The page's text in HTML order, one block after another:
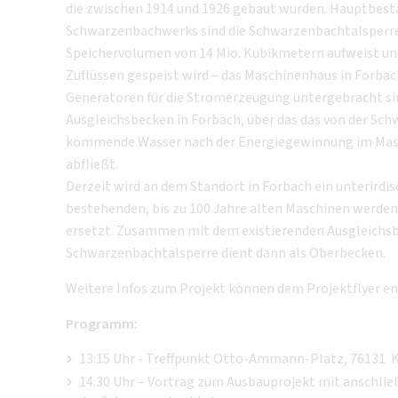
die zwischen 1914 und 1926 gebaut wurden.
Schwarzenbachwerks sind die
Speichervolumen von 14 Mio. Kubikmetern aufweist
Zuflüssen gespeist wird – das Maschinenhaus in
Generatoren für die Stromerzeugung untergebracht
Ausgleichsbecken in Forbach, über das das von der
kommende Wasser nach der Energiegewinnung im
abfließt.
Derzeit wird an dem Standort in Forbach ein
bestehenden, bis zu 100 Jahre alten Maschinen
ersetzt. Zusammen mit dem existierenden
Schwarzenbachtalsperre dient dann als Oberbecken.
Weitere Infos zum Projekt können dem Projektflyer
Programm:
13:15 Uhr - Treffpunkt Otto-Ammann-Platz, 76131
14:30 Uhr – Vortrag zum Ausbauprojekt mit